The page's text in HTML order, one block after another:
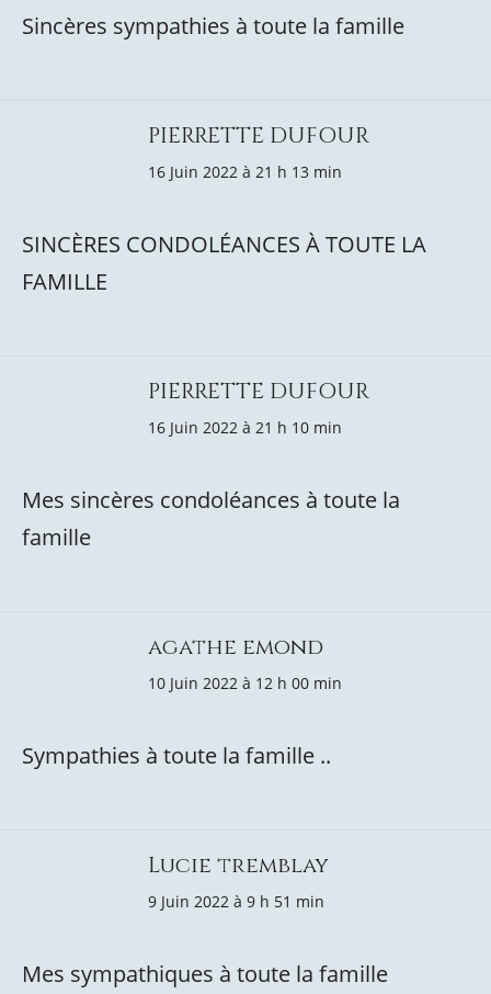
Sincères sympathies à toute la famille
PIERRETTE DUFOUR
16 Juin 2022 à 21 h 13 min
SINCÈRES CONDOLÉANCES À TOUTE LA
FAMILLE
PIERRETTE DUFOUR
16 Juin 2022 à 21 h 10 min
Mes sincères condoléances à toute la
famille
agathe emond
10 Juin 2022 à 12 h 00 min
Sympathies à toute la famille ..
Lucie tremblay
9 Juin 2022 à 9 h 51 min
Mes sympathiques à toute la famille